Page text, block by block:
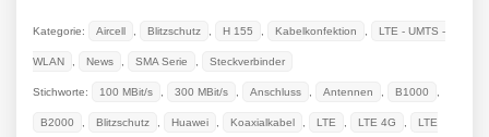
Kategorie: Aircell Blitzschutz H 155 Kabelkonfektion LTE - UMTS -
WLAN News SMA Serie Steckverbinder
Stichworte: 100 MBit/s 300 MBit/s Anschluss Antennen B1000
B2000 Blitzschutz Huawei Koaxialkabel LTE LTE 4G LTE